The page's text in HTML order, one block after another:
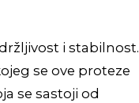
i stabilnost.
se ove proteze
se sastoji od